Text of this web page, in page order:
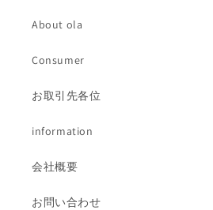
About ola
Consumer
お取引先各位
information
会社概要
お問い合わせ